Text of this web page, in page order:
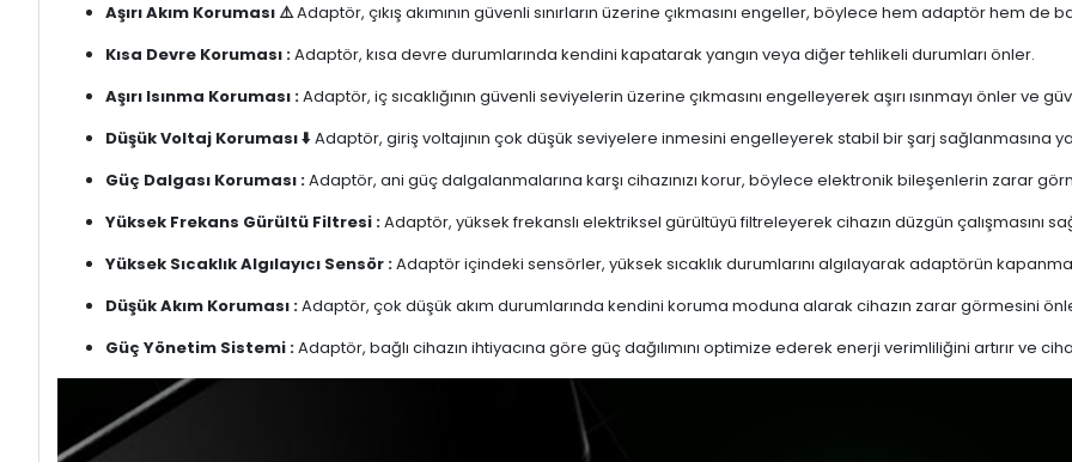
Aşırı Akım Koruması ⚠️Adaptör, çıkış akımının güvenli sınırların üzerine çıkmasını engeller, böylece hem adaptör hem de
Kısa Devre Koruması :Adaptör, kısa devre durumlarında kendini kapatarak yangın veya diğer tehlikeli durumları önler.
Aşırı Isınma Koruması :Adaptör, iç sıcaklığının güvenli seviyelerin üzerine çıkmasını engelleyerek aşırı ısınmayı önler ve
Düşük Voltaj Koruması ⬇️Adaptör, giriş voltajının çok düşük seviyelere inmesini engelleyerek stabil bir şarj sağlanmasına
Güç Dalgası Koruması :Adaptör, ani güç dalgalanmalarına karşı cihazınızı korur, böylece elektronik bileşenlerin zarar
Yüksek Frekans Gürültü Filtresi :Adaptör, yüksek frekanslı elektriksel gürültüyü filtreleyerek cihazın düzgün çalışmasını
Yüksek Sıcaklık Algılayıcı Sensör :Adaptör içindeki sensörler, yüksek sıcaklık durumlarını algılayarak adaptörün
Düşük Akım Koruması :Adaptör, çok düşük akım durumlarında kendini koruma moduna alarak cihazın zarar görmesini
Güç Yönetim Sistemi :Adaptör, bağlı cihazın ihtiyacına göre güç dağılımını optimize ederek enerji verimliliğini artırır ve